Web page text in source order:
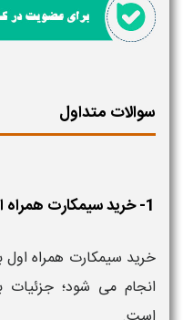
سوالات متداول
1- خرید سیمکارت همراه اول به چند روش انجام می شود؟
خرید سیمکارت همراه
انجام می شود؛ جزئیات